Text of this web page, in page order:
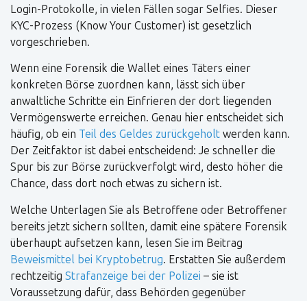
Login-Protokolle, in vielen Fällen sogar Selfies. Dieser
KYC-Prozess (Know Your Customer) ist gesetzlich
vorgeschrieben.
Wenn eine Forensik die Wallet eines Täters einer
konkreten Börse zuordnen kann, lässt sich über
anwaltliche Schritte ein Einfrieren der dort liegenden
Vermögenswerte erreichen. Genau hier entscheidet sich
häufig, ob ein Teil des Geldes zurückgeholt werden kann.
Der Zeitfaktor ist dabei entscheidend: Je schneller die
Spur bis zur Börse zurückverfolgt wird, desto höher die
Chance, dass dort noch etwas zu sichern ist.
Welche Unterlagen Sie als Betroffene oder Betroffener
bereits jetzt sichern sollten, damit eine spätere Forensik
überhaupt aufsetzen kann, lesen Sie im Beitrag
Beweismittel bei Kryptobetrug. Erstatten Sie außerdem
rechtzeitig Strafanzeige bei der Polizei – sie ist
Voraussetzung dafür, dass Behörden gegenüber